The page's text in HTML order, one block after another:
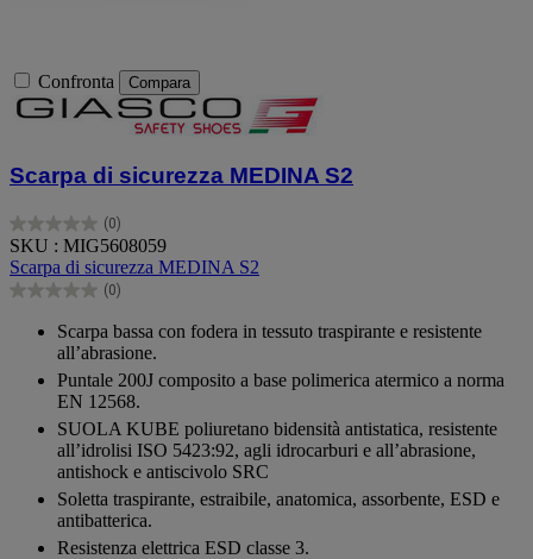
Confronta Compara
Scarpa di sicurezza MEDINA S2
(0)
0.0
su
5
stelle.
SKU : MIG5608059
Scarpa di sicurezza MEDINA S2
(0)
0.0
Scarpa bassa con fodera in tessuto traspirante e resistente
all’abrasione.
Puntale 200J composito a base polimerica atermico a norma
EN 12568.
SUOLA KUBE poliuretano bidensità antistatica, resistente
all’idrolisi ISO 5423:92, agli idrocarburi e all’abrasione,
antishock e antiscivolo SRC
Soletta traspirante, estraibile, anatomica, assorbente, ESD e
antibatterica.
Resistenza elettrica ESD classe 3.